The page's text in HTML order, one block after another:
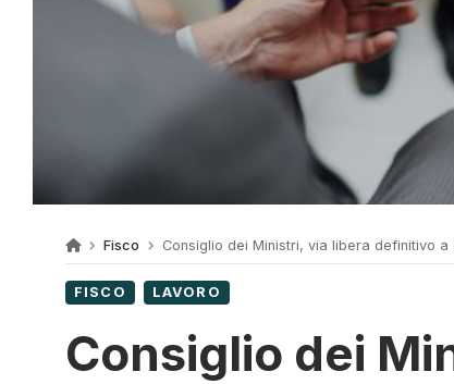
Fisco Consiglio dei Ministri, via libera definitivo a
FISCO LAVORO
Consiglio dei